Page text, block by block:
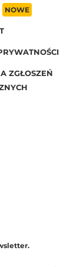
NOWE
ZGŁOSZEŃ